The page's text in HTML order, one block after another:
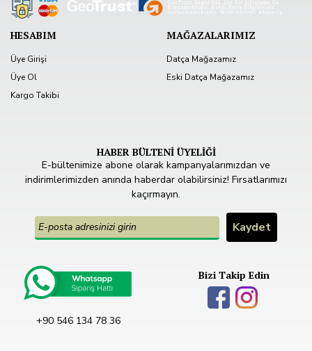
HESABIM
Üye Girişi
Üye Ol
Kargo Takibi
MAĞAZALARIMIZ
Datça Mağazamız
Eski Datça Mağazamız
HABER BÜLTENİ ÜYELİĞİ
E-bültenimize abone olarak kampanyalarımızdan ve
indirimlerimizden anında haberdar olabilirsiniz! Fırsatlarımızı
kaçırmayın.
+90 546 134 78 36
Bizi Takip Edin